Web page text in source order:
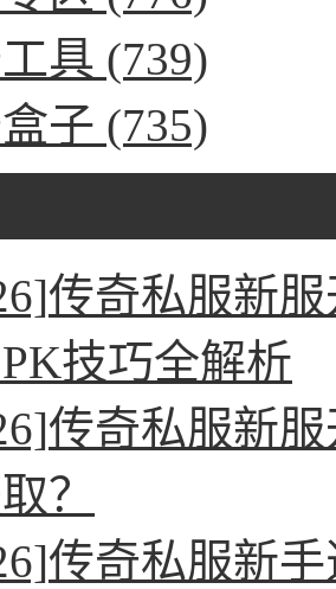
具 (739)
子 (735)
传奇私服新
技巧全解析
传奇私服新
？
传奇私服新